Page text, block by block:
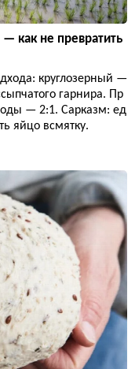
— как не превратить
круглозерный —
гарнира. Пр
— 2:1. Сарказм: ед
яйцо всмятку.